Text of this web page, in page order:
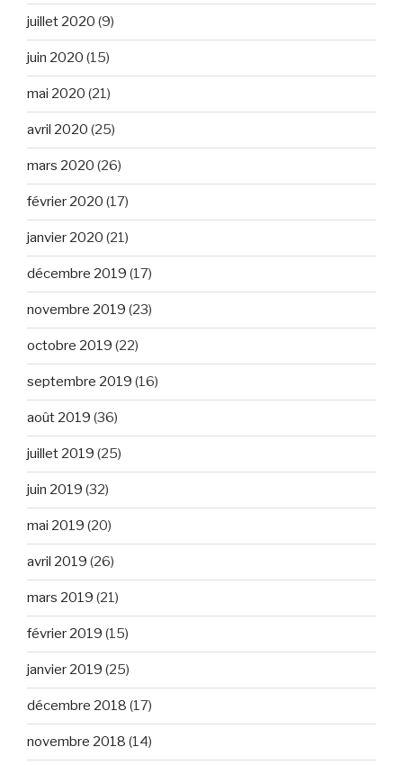
juillet 2020 (9)
juin 2020 (15)
mai 2020 (21)
avril 2020 (25)
mars 2020 (26)
février 2020 (17)
janvier 2020 (21)
décembre 2019 (17)
novembre 2019 (23)
octobre 2019 (22)
septembre 2019 (16)
août 2019 (36)
juillet 2019 (25)
juin 2019 (32)
mai 2019 (20)
avril 2019 (26)
mars 2019 (21)
février 2019 (15)
janvier 2019 (25)
décembre 2018 (17)
novembre 2018 (14)